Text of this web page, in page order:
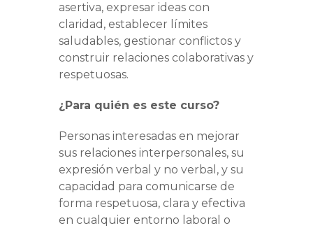
asertiva, expresar ideas con
claridad, establecer límites
saludables, gestionar conflictos y
construir relaciones colaborativas y
respetuosas.
¿Para quién es este curso?
Personas interesadas en mejorar
sus relaciones interpersonales, su
expresión verbal y no verbal, y su
capacidad para comunicarse de
forma respetuosa, clara y efectiva
en cualquier entorno laboral o